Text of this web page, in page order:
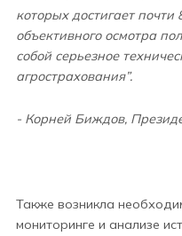
которых достигает
объективного осмотра
собой серьезное
агрострахования”.
- Корней Биждов,
Также возникла
мониторинге и анализе